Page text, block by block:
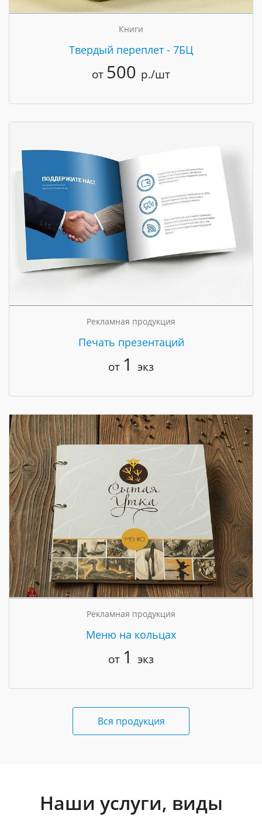
Книги
Твердый переплет - 7БЦ
от 500 р./шт
Рекламная продукция
Печать презентаций
от 1 экз
Рекламная продукция
Меню на кольцах
от 1 экз
Вся продукция
Наши услуги, виды